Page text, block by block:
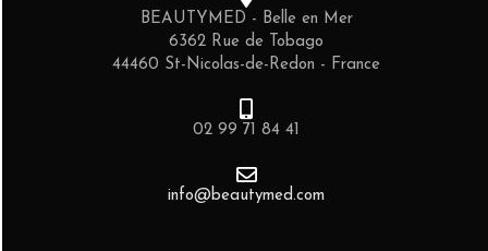
BEAUTYMED - Belle en Mer
6362 Rue de Tobago
44460 St-Nicolas-de-Redon - France
02 99 71 84 41
info@beautymed.com